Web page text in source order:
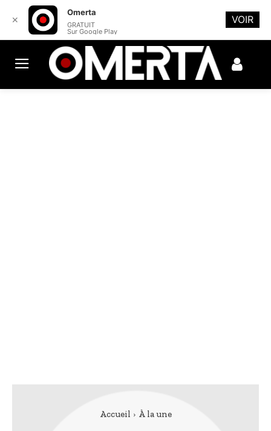
Accueil À la une
✕
Omerta
GRATUIT
Sur Google Play
VOIR